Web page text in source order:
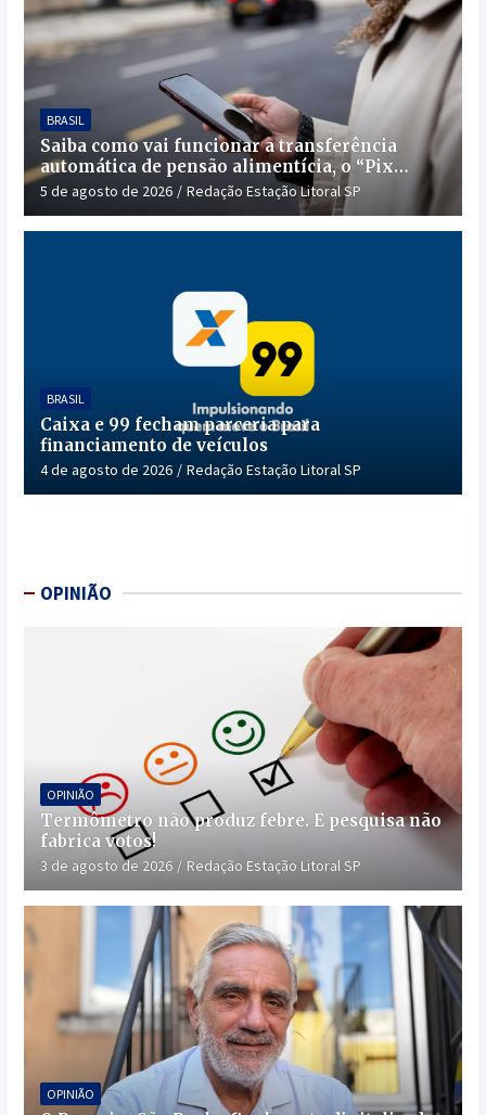
BRASIL
Saiba como vai funcionar a transferência
automática de pensão alimentícia, o “Pix
Pensão”
5 de agosto de 2026 Redação Estação Litoral SP
BRASIL
Caixa e 99 fecham parceria para
financiamento de veículos
4 de agosto de 2026 Redação Estação Litoral SP
OPINIÃO
OPINIÃO
Termômetro não produz febre. E pesquisa não
fabrica votos!
3 de agosto de 2026 Redação Estação Litoral SP
OPINIÃO